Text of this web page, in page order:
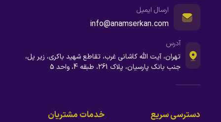
ارسال ایمیل
info@anamserkan.com
آدرس
تهران، آیت الله کاشانی غرب، تقاطع شهید باکری، زیر پل،
جنب بانک پارسیان، پلاک 261، طبقه 4، واحد 5
دسترسی سریع خدمات مشتریان